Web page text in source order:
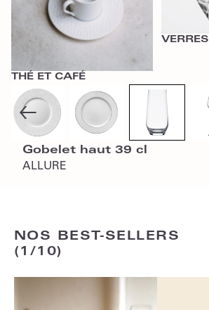
THÉ ET CAFÉ
VERRES
Gobelet haut 39 cl
ALLURE
NOS BEST-SELLERS
( 1 / 10)